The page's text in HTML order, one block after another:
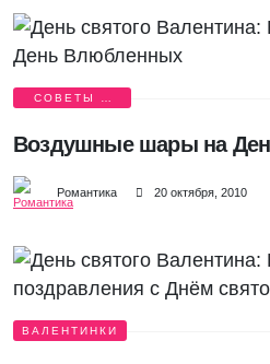
СОВЕТЫ И
Воздушные шары на
Романтика 20 октября, 2010
ВАЛЕНТИНКИ